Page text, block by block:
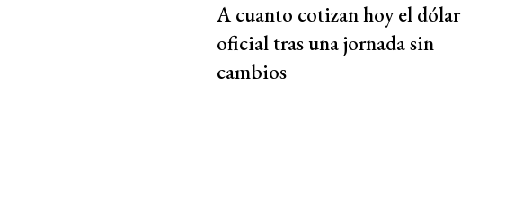
A cuanto cotizan hoy el dólar
oficial tras una jornada sin
cambios